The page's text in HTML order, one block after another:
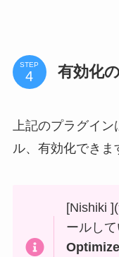
STEP 有効化
上記のプラグイン
ル、有効化できま
[Nishiki
ールして